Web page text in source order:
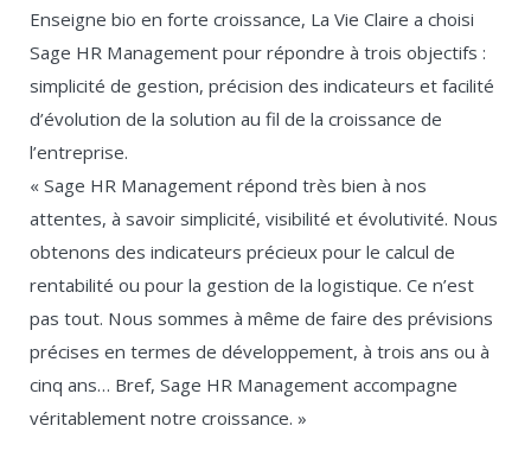
Enseigne bio en forte croissance, La Vie Claire a choisi
Sage HR Management pour répondre à trois objectifs :
simplicité de gestion, précision des indicateurs et facilité
d’évolution de la solution au fil de la croissance de
l’entreprise.
« Sage HR Management répond très bien à nos
attentes, à savoir simplicité, visibilité et évolutivité. Nous
obtenons des indicateurs précieux pour le calcul de
rentabilité ou pour la gestion de la logistique. Ce n’est
pas tout. Nous sommes à même de faire des prévisions
précises en termes de développement, à trois ans ou à
cinq ans… Bref, Sage HR Management accompagne
véritablement notre croissance. »